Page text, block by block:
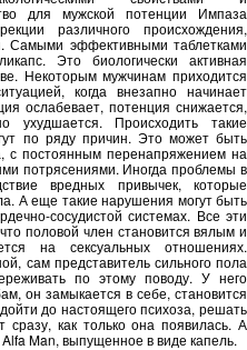
для мужской потенции Импаза
различного происхождения,
Самыми эффективными таблетками
Это биологически активная
Некоторым мужчинам приходится
когда внезапно начинает
ослабевает, потенция снижается,
ухудшается. Происходить такие
по ряду причин. Это может быть
с постоянным перенапряжением на
потрясениями. Иногда проблемы в
вредных привычек, которые
А еще такие нарушения могут быть
сосудистой системах. Все эти
половой член становится вялым и
на сексуальных отношениях.
сам представитель сильного пола
по этому поводу. У него
он замыкается в себе, становится
до настоящего психоза, решать
сразу, как только она появилась. А
Man, выпущенное в виде капель.